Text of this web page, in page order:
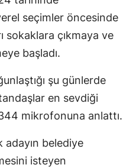
seçimler öncesinde
sokaklara çıkmaya ve
başladı.
şu günlerde
en sevdiği
mikrofonuna anlattı.
belediye
isteyen